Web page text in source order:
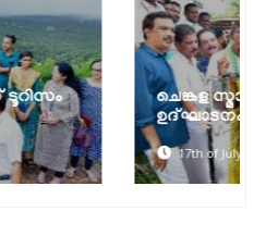
വില്ലേജ് ഓഫീസ് കെട്ടിടം